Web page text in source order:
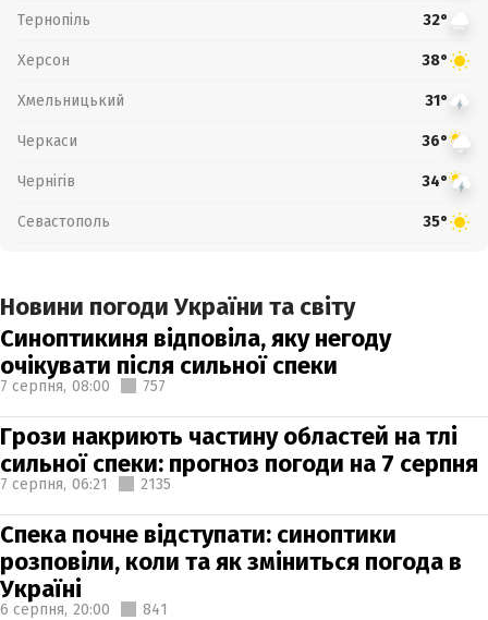
Тернопіль 32°
Херсон 38°
Хмельницький 31°
Черкаси 36°
Чернігів 34°
Севастополь 35°
Новини погоди України та світу
Синоптикиня відповіла, яку негоду
очікувати після сильної спеки
7 серпня, 08:00 757
Грози накриють частину областей на тлі
сильної спеки: прогноз погоди на 7 серпня
7 серпня, 06:21 2135
Спека почне відступати: синоптики
розповіли, коли та як зміниться погода в
Україні
6 серпня, 20:00 841